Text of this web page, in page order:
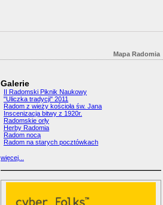
Mapa Radomia
Galerie
II Radomski Piknik Naukowy
"Uliczka tradycji" 2011
Radom z wieży kościoła św. Jana
Inscenizacja bitwy z 1920r.
Radomskie orły
Herby Radomia
Radom nocą
Radom na starych pocztówkach
więcej...